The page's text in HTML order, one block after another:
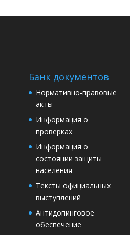
Банк документов
Нормативно-правовые
акты
Информация о
проверках
Информация о
состоянии защиты
населения
Тексты официальных
выступлений
Антидопинговое
обеспечение